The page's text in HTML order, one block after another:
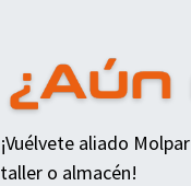
¡Vuélvete aliado
taller o almacén!